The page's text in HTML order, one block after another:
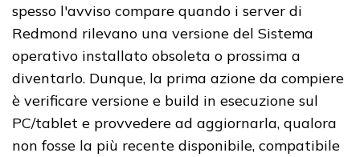
spesso l'avviso compare quando i server di
Redmond rilevano una versione del Sistema
operativo installato obsoleta o prossima a
diventarlo. Dunque, la prima azione da compiere
è verificare versione e build in esecuzione sul
PC/tablet e provvedere ad aggiornarla, qualora
non fosse la più recente disponibile, compatibile